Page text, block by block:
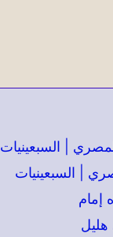
| السبعينيات
| السبعينيات